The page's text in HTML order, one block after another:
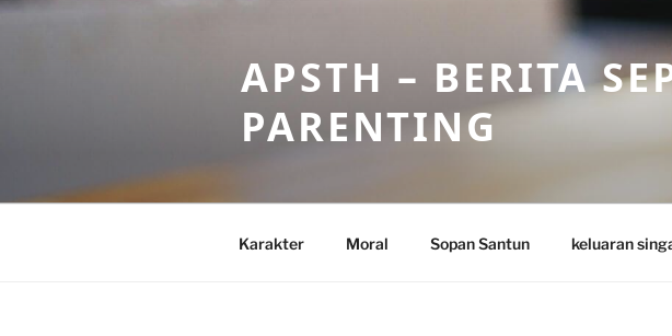
Skip
APSTH – BERITA
PARENTING
Karakter Moral Sopan Santun keluaran